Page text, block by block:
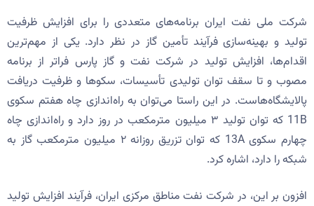
شرکت ملی نفت ایران برنامه‌های متعددی را برای افزایش ظرفیت
تولید و بهینه‌سازی فرآیند تأمین گاز در نظر دارد. یکی از مهم‌ترین
اقدام‌ها، افزایش تولید در شرکت نفت و گاز پارس فراتر از برنامه
مصوب و تا سقف توان تولیدی تأسیسات، سکوها و ظرفیت دریافت
پالایشگاه‌هاست. در این راستا می‌توان به راه‌اندازی چاه هفتم سکوی
11B که توان تولید ۳ میلیون مترمکعب در روز دارد و راه‌اندازی چاه
چهارم سکوی 13A که توان تزریق روزانه ۲ میلیون مترمکعب گاز به
شبکه را دارد، اشاره کرد.
افزون بر این، در شرکت نفت مناطق مرکزی ایران، فرآیند افزایش تولید